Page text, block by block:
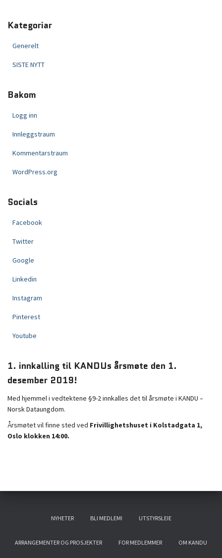
Kategoriar
Generelt
SISTE NYTT
Bakom
Logg inn
Innleggstraum
Kommentarstraum
WordPress.org
Socials
Facebook
Twitter
Google
Linkedin
Instagram
Pinterest
Youtube
1. innkalling til KANDUs årsmøte den 1.
desember 2019!
Med hjemmel i vedtektene §9-2 innkalles det til årsmøte i KANDU –
Norsk Dataungdom.
Årsmøtet vil finne sted ved Frivillighetshuset i Kolstadgata 1,
Oslo klokken 14:00.
NYHETER BLI MEDLEM! UTSTYRSLEIE
ARRANGEMENTER OG PROSJEKTER FOR MEDLEMMER OM KANDU